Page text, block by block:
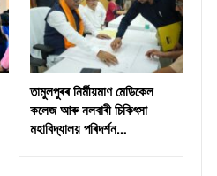
তামুলপুৰৰ নিৰ্মীয়মাণ মেডিকেল
কলেজ আৰু নলবাৰী চিকিৎসা
মহাবিদ্যালয় পৰিদৰ্শন…